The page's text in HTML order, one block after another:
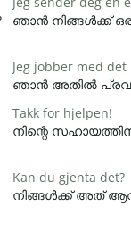
ഞാൻ നിങ്ങൾക്ക്
Jeg jobber med det
ഞാൻ അതിൽ
Takk for hjelpen!
നിന്റെ സഹായത്തിന്
Kan du gjenta det?
നിങ്ങൾക്ക് അത്